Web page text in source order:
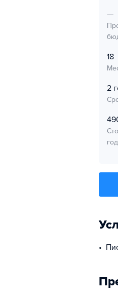
—
18
2
год